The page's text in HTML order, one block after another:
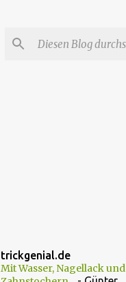
trickgenial.de
Mit Wasser, Nagellack und